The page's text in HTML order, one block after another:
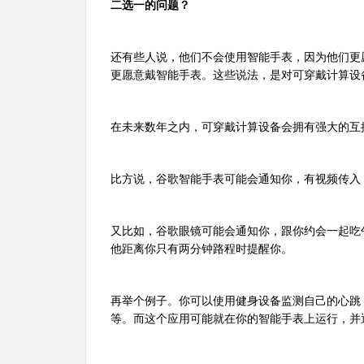
二选一的问题？
还有些人说，他们不会使用智能手表，因为他们
更愿意戴智能手表。这些说法，是对可穿戴计算
在未来数年之内，可穿戴计算设备会拥有强大的
比方说，谷歌智能手表可能会通知你，有视频传
又比如，谷歌眼镜可能会通知你，跟你约会一起
他距离你只有两分钟路程时提醒你。
再举个例子。你可以使用健身设备监测自己的心
等。而这个应用可能就在你的智能手表上运行，